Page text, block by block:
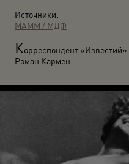
Источники:
МАММ / МДФ
Корреспондент «Известий»
Роман Кармен.